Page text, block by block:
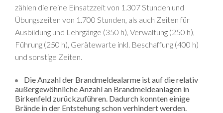
zählen die reine Einsatzzeit von 1.307 Stunden und
Übungszeiten von 1.700 Stunden, als auch Zeiten für
Ausbildung und Lehrgänge (350 h), Verwaltung (250 h),
Führung (250 h), Gerätewarte inkl. Beschaffung (400 h)
und sonstige Zeiten.
Die Anzahl der Brandmeldealarme ist auf die relativ
außergewöhnliche Anzahl an Brandmeldeanlagen in
Birkenfeld zurückzuführen. Dadurch konnten einige
Brände in der Entstehung schon verhindert werden.